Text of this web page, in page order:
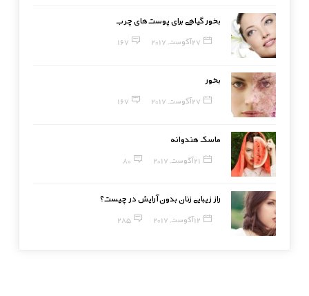
بخور گیاهی برای پوست‌های چرب
27 آگوست, 2017 167
بخور
27 آگوست, 2017 167
ماسک هندوانه
21 آگوست, 2017 80
راز زیبایی زنان بدون آرایش در چیست؟
12 آگوست, 2017 285